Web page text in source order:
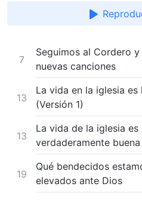
7
Seguimos al Cordero
nuevas canciones
13
La vida en la iglesia es
(Versión 1)
13
La vida de la iglesia es
verdaderamente
19
Qué bendecidos
elevados ante Dios